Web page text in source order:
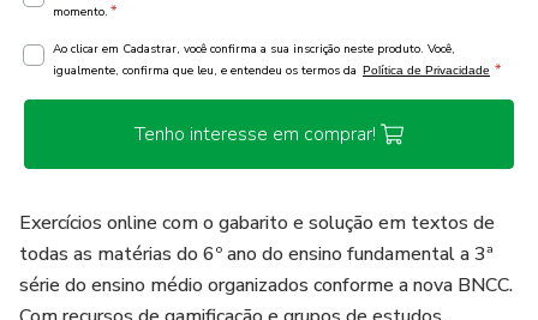
momento. *
Ao clicar em Cadastrar, você confirma a sua inscrição neste produto. Você,
igualmente, confirma que leu, e entendeu os termos da Política de Privacidade *
Tenho interesse em comprar!
Exercícios online com o gabarito e solução em textos de
todas as matérias do 6º ano do ensino fundamental a 3ª
série do ensino médio organizados conforme a nova BNCC.